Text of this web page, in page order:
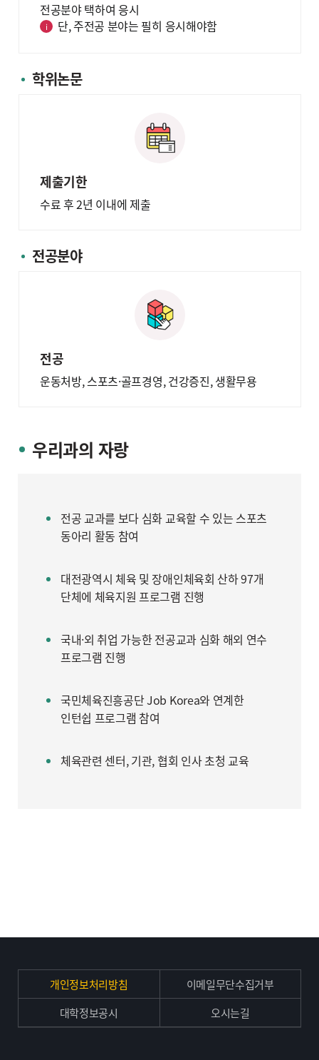
전공분야 택하여 응시
단, 주전공 분야는 필히 응시해야함
학위논문
제출기한
수료 후 2년 이내에 제출
전공분야
전공
운동처방, 스포츠·골프경영, 건강증진, 생활무용
우리과의 자랑
전공 교과를 보다 심화 교육할 수 있는 스포츠
동아리 활동 참여
대전광역시 체육 및 장애인체육회 산하 97개
단체에 체육지원 프로그램 진행
국내·외 취업 가능한 전공교과 심화 해외 연수
프로그램 진행
국민체육진흥공단 Job Korea와 연계한
인턴쉽 프로그램 참여
체육관련 센터, 기관, 협회 인사 초청 교육
개인정보처리방침
이메일무단수집거부
대학정보공시
오시는길